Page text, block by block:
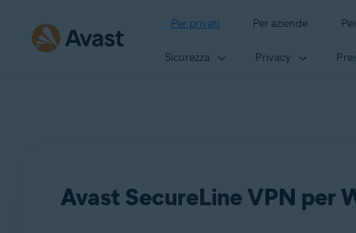
Per privati Per aziende
Sicurezza Privacy
Avast SecureLine VPN per